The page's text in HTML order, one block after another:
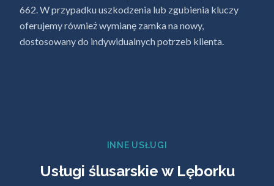
662. W przypadku uszkodzenia lub zgubienia kluczy
oferujemy również wymianę zamka na nowy,
dostosowany do indywidualnych potrzeb klienta.
INNE USŁUGI
Usługi ślusarskie w Lęborku